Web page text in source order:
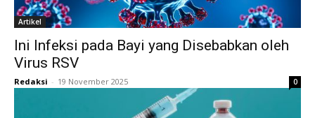
Artikel
Ini Infeksi pada Bayi yang Disebabkan oleh
Virus RSV
Redaksi - 19 November 2025 0